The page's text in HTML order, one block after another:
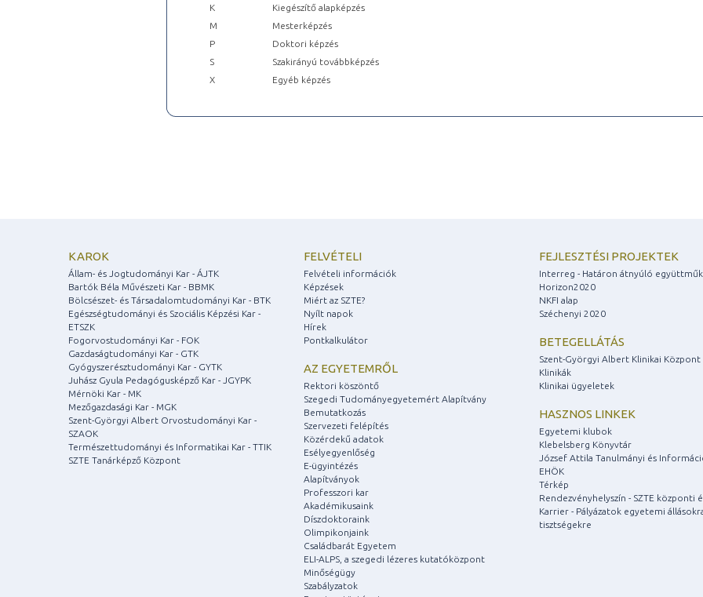
K
Kiegészítő alapképzés
M
Mesterképzés
P
Doktori képzés
S
Szakirányú továbbképzés
X
Egyéb képzés
KAROK
Állam- és Jogtudományi Kar - ÁJTK
Bartók Béla Művészeti Kar - BBMK
Bölcsészet- és Társadalomtudományi Kar - BTK
Egészségtudományi és Szociális Képzési Kar -
ETSZK
Fogorvostudományi Kar - FOK
Gazdaságtudományi Kar - GTK
Gyógyszerésztudományi Kar - GYTK
Juhász Gyula Pedagógusképző Kar - JGYPK
Mérnöki Kar - MK
Mezőgazdasági Kar - MGK
Szent-Györgyi Albert Orvostudományi Kar -
SZAOK
Természettudományi és Informatikai Kar - TTIK
SZTE Tanárképző Központ
FELVÉTELI
Felvételi információk
Képzések
Miért az SZTE?
Nyílt napok
Hírek
Pontkalkulátor
AZ EGYETEMRŐL
Rektori köszöntő
Szegedi Tudományegyetemért Alapítvány
Bemutatkozás
Szervezeti felépítés
Közérdekű adatok
Esélyegyenlőség
E-ügyintézés
Alapítványok
Professzori kar
Akadémikusaink
Díszdoktoraink
Olimpikonjaink
Családbarát Egyetem
ELI-ALPS, a szegedi lézeres kutatóközpont
Minőségügy
Szabályzatok
FEJLESZTÉSI PROJEKTEK
Interreg - Határon átnyúló
Horizon2020
NKFI alap
Széchenyi 2020
BETEGELLÁTÁS
Szent-Györgyi Albert Klinikai Központ
Klinikák
Klinikai ügyeletek
HASZNOS LINKEK
Egyetemi klubok
Klebelsberg Könyvtár
József Attila Tanulmányi és
EHÖK
Térkép
Rendezvényhelyszín - SZTE központi
Karrier - Pályázatok egyetemi
tisztségekre